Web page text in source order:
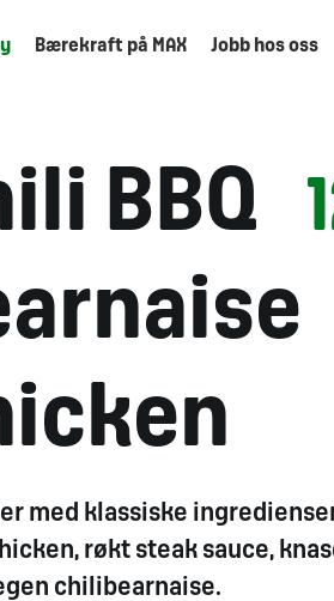
Bærekraft på MAX Jobb hos oss
BBQ
med klassiske
røkt steak sauce,
chilibearnaise.